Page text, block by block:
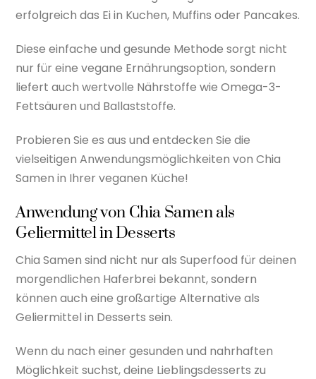
erfolgreich das Ei in Kuchen, Muffins oder Pancakes.
Diese einfache und gesunde Methode sorgt nicht
nur für eine vegane Ernährungsoption, sondern
liefert auch wertvolle Nährstoffe wie Omega-3-
Fettsäuren und Ballaststoffe.
Probieren Sie es aus und entdecken Sie die
vielseitigen Anwendungsmöglichkeiten von Chia
Samen in Ihrer veganen Küche!
Anwendung von Chia Samen als
Geliermittel in Desserts
Chia Samen sind nicht nur als Superfood für deinen
morgendlichen Haferbrei bekannt, sondern
können auch eine großartige Alternative als
Geliermittel in Desserts sein.
Wenn du nach einer gesunden und nahrhaften
Möglichkeit suchst, deine Lieblingsdesserts zu